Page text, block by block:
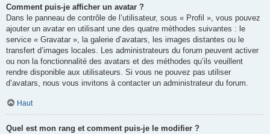
Comment puis-je afficher un avatar ?
Dans le panneau de contrôle de l’utilisateur, sous « Profil », vous pouvez
ajouter un avatar en utilisant une des quatre méthodes suivantes : le
service « Gravatar », la galerie d’avatars, les images distantes ou le
transfert d’images locales. Les administrateurs du forum peuvent activer
ou non la fonctionnalité des avatars et des méthodes qu’ils veuillent
rendre disponible aux utilisateurs. Si vous ne pouvez pas utiliser
d’avatars, nous vous invitons à contacter un administrateur du forum.
Haut
Quel est mon rang et comment puis-je le modifier ?